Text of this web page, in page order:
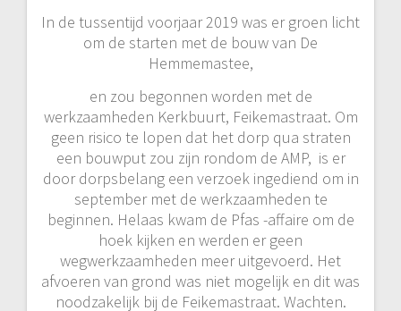
In de tussentijd voorjaar 2019 was er groen licht
om de starten met de bouw van De
Hemmemastee,
en zou begonnen worden met de
werkzaamheden Kerkbuurt, Feikemastraat. Om
geen risico te lopen dat het dorp qua straten
een bouwput zou zijn rondom de AMP, is er
door dorpsbelang een verzoek ingediend om in
september met de werkzaamheden te
beginnen. Helaas kwam de Pfas -affaire om de
hoek kijken en werden er geen
wegwerkzaamheden meer uitgevoerd. Het
afvoeren van grond was niet mogelijk en dit was
noodzakelijk bij de Feikemastraat. Wachten.